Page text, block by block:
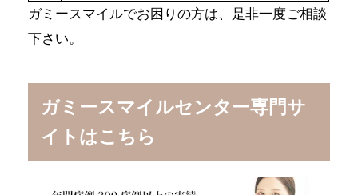
ガミースマイルでお困りの方は、是非一度ご相談
下さい。
ガミースマイルセンター専門サ
イトはこちら